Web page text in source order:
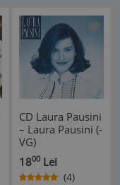
CD Laura Pausini
– Laura Pausini (-
VG)
1800 Lei
(4)